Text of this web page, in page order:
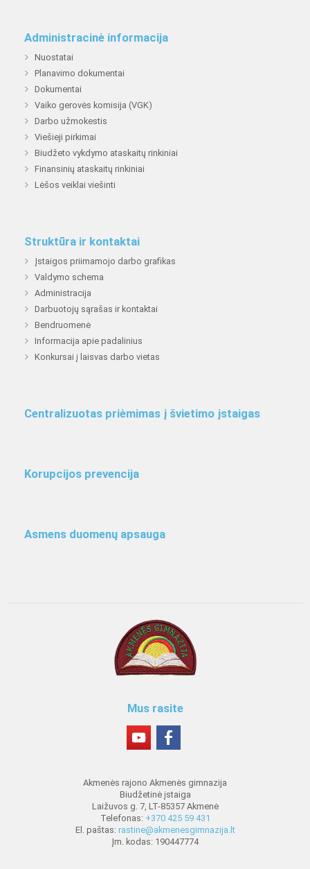
Administracinė informacija
Nuostatai
Planavimo dokumentai
Dokumentai
Vaiko gerovės komisija (VGK)
Darbo užmokestis
Viešieji pirkimai
Biudžeto vykdymo ataskaitų rinkiniai
Finansinių ataskaitų rinkiniai
Lėšos veiklai viešinti
Struktūra ir kontaktai
Įstaigos priimamojo darbo grafikas
Valdymo schema
Administracija
Darbuotojų sąrašas ir kontaktai
Bendruomenė
Informacija apie padalinius
Konkursai į laisvas darbo vietas
Centralizuotas priėmimas į švietimo įstaigas
Korupcijos prevencija
Asmens duomenų apsauga
Mus rasite
Akmenės rajono Akmenės gimnazija
Biudžetinė įstaiga
Laižuvos g. 7, LT-85357 Akmenė
Telefonas: +370 425 59 431
El. paštas: rastine@akmenesgimnazija.lt
Įm. kodas: 190447774